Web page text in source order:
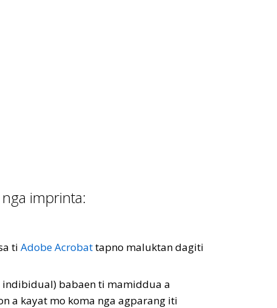
imprinta:
ti Adobe Acrobattapno maluktan dagiti
indibidual) babaen ti mamiddua a
a kayat mo koma nga agparang iti